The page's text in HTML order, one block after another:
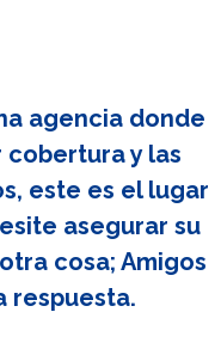
agencia donde
y las
este es el lugar
asegurar su
cosa; Amigos
respuesta.